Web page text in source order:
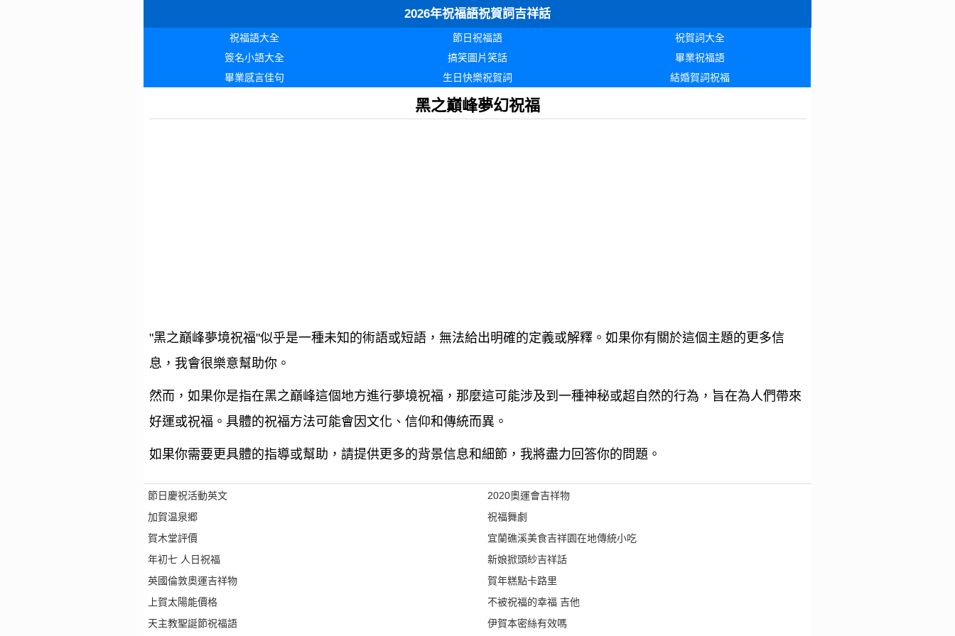
2026年祝福語祝賀詞吉祥話
祝福語大全 節日祝福語
祝賀詞大全
簽名小語大全
搞笑圖片笑話
畢業祝福語
畢業感言佳句
生日快樂祝賀詞 結婚賀詞祝福
黑之巔峰夢幻祝福
"黑之巔峰夢境祝福"似乎是一種未知的術語或短語，無法給出明確的定義或解釋。如果你有關於這個主題的更多信
息，我會很樂意幫助你。
然而，如果你是指在黑之巔峰這個地方進行夢境祝福，那麼這可能涉及到一種神秘或超自然的行為，旨在為人們帶來
好運或祝福。具體的祝福方法可能會因文化、信仰和傳統而異。
如果你需要更具體的指導或幫助，請提供更多的背景信息和細節，我將盡力回答你的問題。
節日慶祝活動英文
加賀温泉郷
賀木堂評價
年初七 人日祝福
英國倫敦奧運吉祥物
上賀太陽能價格
天主教聖誕節祝福語
2020奧運會吉祥物
祝福舞劇
宜蘭礁溪美食吉祥園在地傳統小吃
新娘掀頭紗吉祥話
賀年糕點卡路里
不被祝福的幸福 吉他
伊賀本密絲有效嗎